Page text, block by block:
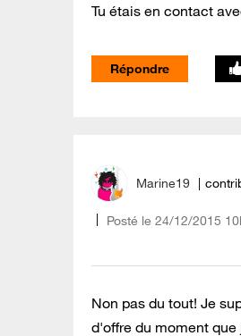
Tu étais en contact
Répondre
Marine19
Posté le ‎24/12/2015
Non pas du tout! Je
d'offre du moment